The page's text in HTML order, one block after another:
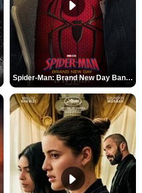
Spider-Man: Brand New Day Bande-annonce VO STFR